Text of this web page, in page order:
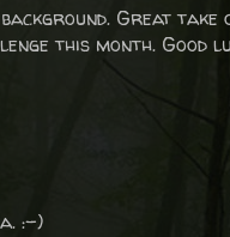
Great take
this month. Good
:-)